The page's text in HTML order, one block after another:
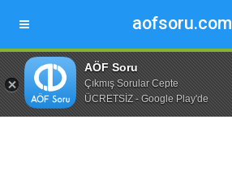
aofsoru.com
AÖF Soru
Çıkmış Sorular Cepte
ÜCRETSİZ - Google Play'de